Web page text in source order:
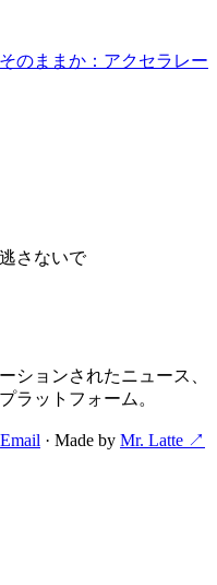
のままか：アクセラレー
さないで
ションされたニュース、
ラットフォーム。
Email · Made by Mr. Latte ↗